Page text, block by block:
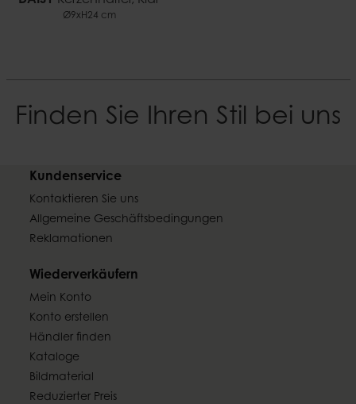
Ø9xH24 cm
Finden Sie Ihren Stil bei uns
Kundenservice
Kontaktieren Sie uns
Allgemeine Geschäftsbedingungen
Reklamationen
Wiederverkäufern
Mein Konto
Konto erstellen
Händler finden
Kataloge
Bildmaterial
Reduzierter Preis